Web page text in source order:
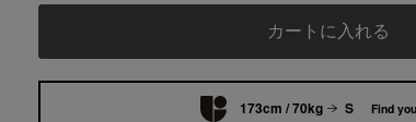
カートに入れる
173cm / 70kg S Find